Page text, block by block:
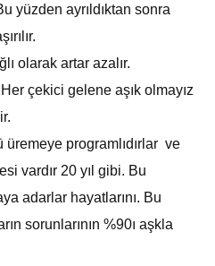
yüzden ayrıldıktan sonra
olarak artar azalır.
çekici gelene aşık olmayız
üremeye programlıdırlar ve
vardır 20 yıl gibi. Bu
adarlar hayatlarını. Bu
sorunlarının %90ı aşkla